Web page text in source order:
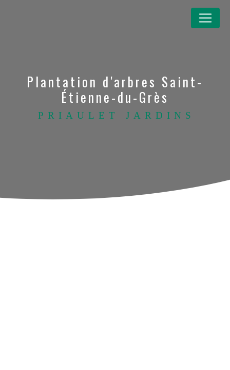
Plantation d'arbres Saint-
Étienne-du-Grès
PRIAULET JARDINS